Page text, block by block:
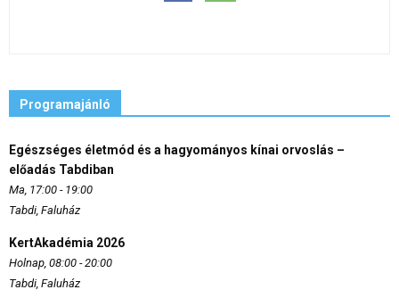
Programajánló
Egészséges életmód és a hagyományos kínai orvoslás –
előadás Tabdiban
Ma, 17:00 - 19:00
Tabdi, Faluház
KertAkadémia 2026
Holnap, 08:00 - 20:00
Tabdi, Faluház